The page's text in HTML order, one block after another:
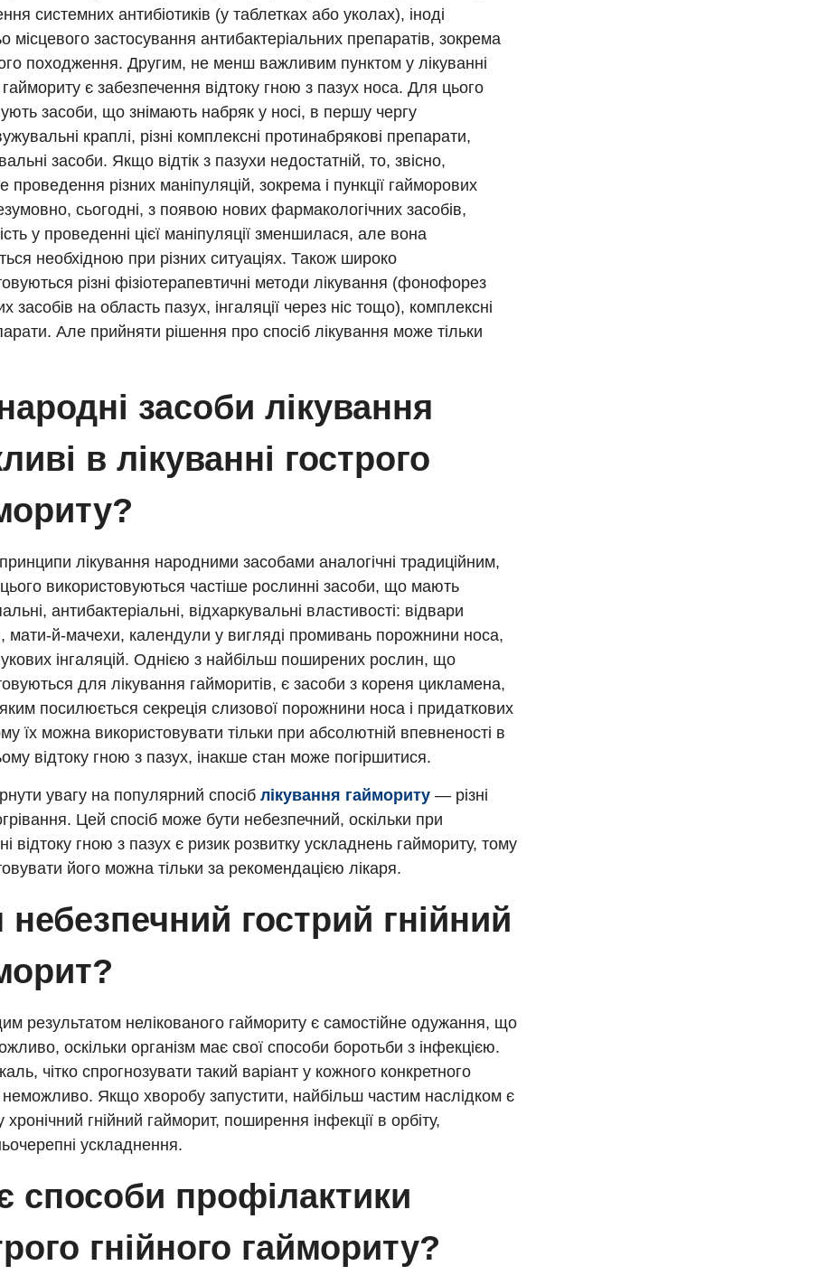
системних антибіотиків (у таблетках або уколах), іноді
місцевого застосування антибактеріальних препаратів, зокрема
походження. Другим, не менш важливим пунктом у лікуванні
гаймориту є забезпечення відтоку гною з пазух носа. Для цього
засоби, що знімають набряк у носі, в першу чергу
краплі, різні комплексні протинабрякові препарати,
засоби. Якщо відтік з пазухи недостатній, то, звісно,
проведення різних маніпуляцій, зокрема і пункції гайморових
сьогодні, з появою нових фармакологічних засобів,
у проведенні цієї маніпуляції зменшилася, але вона
необхідною при різних ситуаціях. Також широко
різні фізіотерапевтичні методи лікування (фонофорез
засобів на область пазух, інгаляції через ніс тощо), комплексні
Але прийняти рішення про спосіб лікування може тільки
засоби лікування
в лікуванні гострого
лікування народними засобами аналогічні традиційним,
використовуються частіше рослинні засоби, що мають
антибактеріальні, відхаркувальні властивості: відвари
мати-й-мачехи, календули у вигляді промивань порожнини носа,
інгаляцій. Однією з найбільш поширених рослин, що
для лікування гайморитів, є засоби з кореня цикламена,
посилюється секреція слизової порожнини носа і придаткових
їх можна використовувати тільки при абсолютній впевненості в
відтоку гною з пазух, інакше стан може погіршитися.
увагу на популярний спосіб лікування гаймориту — різні
Цей спосіб може бути небезпечний, оскільки при
відтоку гною з пазух є ризик розвитку ускладнень гаймориту, тому
його можна тільки за рекомендацією лікаря.
гострий гнійний
результатом нелікованого гаймориту є самостійне одужання, що
оскільки організм має свої способи боротьби з інфекцією.
чітко спрогнозувати такий варіант у кожного конкретного
неможливо. Якщо хворобу запустити, найбільш частим наслідком є
хронічний гнійний гайморит, поширення інфекції в орбіту,
ускладнення.
способи профілактики
гнійного гаймориту?